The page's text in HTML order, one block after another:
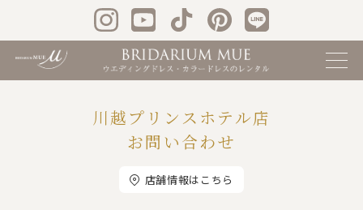
川越プリンスホテル店
お問い合わせ
店舗情報はこちら